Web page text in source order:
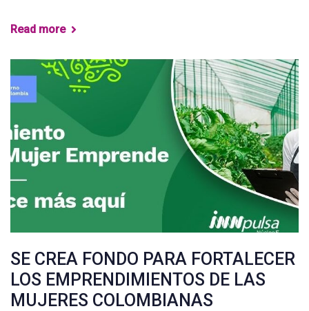
Read more
SE CREA FONDO PARA FORTALECER
LOS EMPRENDIMIENTOS DE LAS
MUJERES COLOMBIANAS